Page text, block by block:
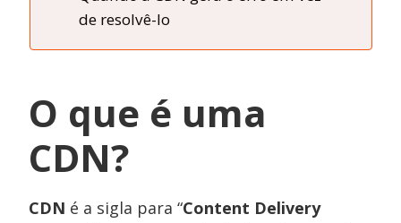
de resolvê-lo
O que é uma
CDN?
CDN é a sigla para “Content Delivery